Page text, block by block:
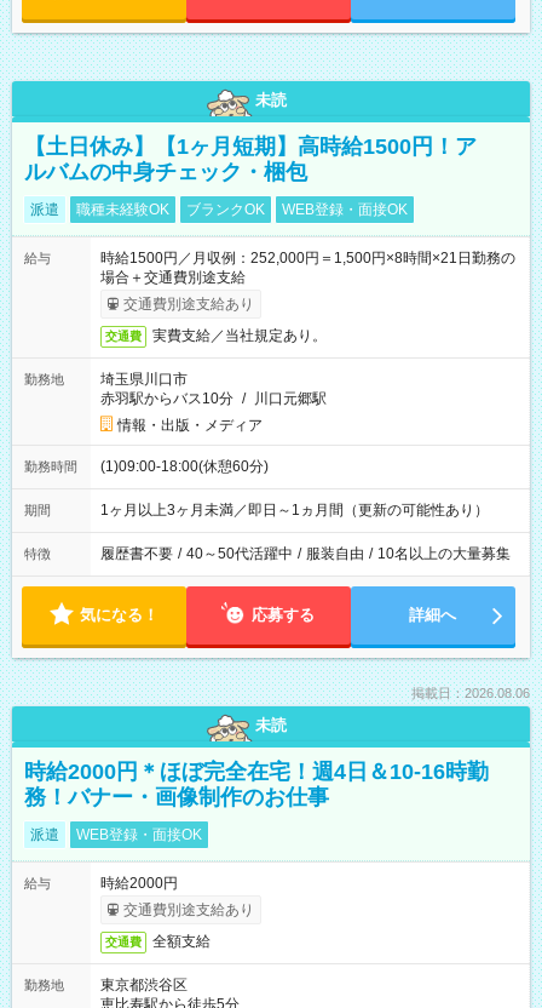
未読
【土日休み】【1ヶ月短期】高時給1500円！ア
ルバムの中身チェック・梱包
派遣 職種未経験OK ブランクOK WEB登録・面接OK
給与
時給1500円／月収例：252,000円＝1,500円×8時間×21日勤務の
場合＋交通費別途支給
交通費別途支給あり
交通費 実費支給／当社規定あり。
勤務地
埼玉県川口市
赤羽駅からバス10分 / 川口元郷駅
情報・出版・メディア
勤務時間 (1)09:00-18:00(休憩60分)
期間 1ヶ月以上3ヶ月未満／即日～1ヵ月間（更新の可能性あり）
特徴 履歴書不要 / 40～50代活躍中 / 服装自由 / 10名以上の大量募集
気になる！ 応募する 詳細へ
掲載日：2026.08.06
未読
時給2000円＊ほぼ完全在宅！週4日＆10-16時勤
務！バナー・画像制作のお仕事
派遣 WEB登録・面接OK
給与
時給2000円
交通費別途支給あり
交通費 全額支給
勤務地
東京都渋谷区
恵比寿駅から徒歩5分